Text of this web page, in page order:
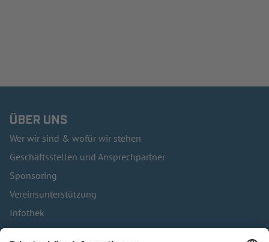
ÜBER UNS
Wer wir sind & wofür wir stehen
Geschäftsstellen und Ansprechpartner
Sponsoring
Vereinsunterstützung
Infothek
Kontakt